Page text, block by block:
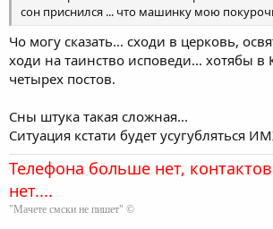
сон приснился ... что машинку мою
Чо могу сказать... сходи в церковь,
ходи на таинство исповеди... хотябы
четырех постов.
Сны штука такая сложная...
Ситуация кстати будет усугубляться
Телефона больше нет,
нет....
"Мачете смски не пишет" ©